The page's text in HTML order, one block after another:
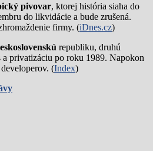
pivovar, ktorej história siaha do
do likvidácie a bude zrušená.
firmy. (iDnes.cz)
republiku, druhú
privatizáciu po roku 1989. Napokon
(Index)